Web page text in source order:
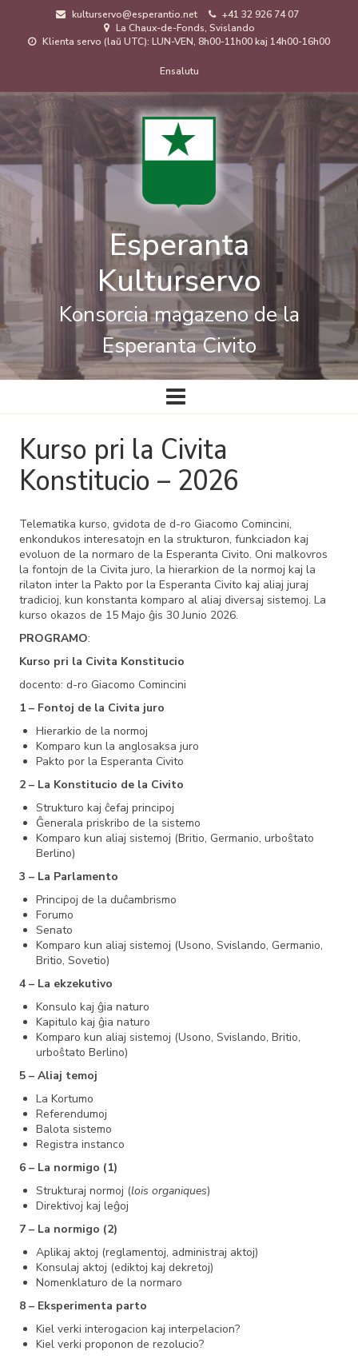
kulturservo@esperantio.net
+41 32 926 74 07
La Chaux-de-Fonds, Svislando
Klienta servo (laŭ UTC): LUN-VEN, 8h00-11h00 kaj 14h00-16h00
de
uzanto
Ensalutu
Esperanta
Kulturservo
Konsorcia magazeno de la
Esperanta Civito
Ĉefa
navigado
Kurso pri la Civita
Konstitucio – 2026
Telematika kurso, gvidota de d-ro Giacomo Comincini,
enkondukos interesatojn en la strukturon, funkciadon kaj
evoluon de la normaro de la Esperanta Civito. Oni malkovros
la fontojn de la Civita juro, la hierarkion de la normoj kaj la
rilaton inter la Pakto por la Esperanta Civito kaj aliaj juraj
tradicioj, kun konstanta komparo al aliaj diversaj sistemoj. La
kurso okazos de 15 Majo ĝis 30 Junio 2026.
PROGRAMO:
Kurso pri la Civita Konstitucio
docento: d-ro Giacomo Comincini
1 – Fontoj de la Civita juro
Hierarkio de la normoj
Komparo kun la anglosaksa juro
Pakto por la Esperanta Civito
2 – La Konstitucio de la Civito
Strukturo kaj ĉefaj principoj
Ĝenerala priskribo de la sistemo
Komparo kun aliaj sistemoj (Britio, Germanio, urboŝtato
Berlino)
3 – La Parlamento
Principoj de la duĉambrismo
Forumo
Senato
Komparo kun aliaj sistemoj (Usono, Svislando, Germanio,
Britio, Sovetio)
4 – La ekzekutivo
Konsulo kaj ĝia naturo
Kapitulo kaj ĝia naturo
Komparo kun aliaj sistemoj (Usono, Svislando, Britio,
urboŝtato Berlino)
5 – Aliaj temoj
La Kortumo
Referendumoj
Balota sistemo
Registra instanco
6 – La normigo (1)
Strukturaj normoj (lois organiques)
Direktivoj kaj leĝoj
7 – La normigo (2)
Aplikaj aktoj (reglamentoj, administraj aktoj)
Konsulaj aktoj (ediktoj kaj dekretoj)
Nomenklaturo de la normaro
8 – Eksperimenta parto
Kiel verki interogacion kaj interpelacion?
Kiel verki proponon de rezolucio?